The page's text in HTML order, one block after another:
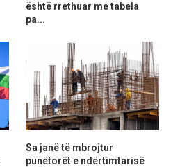
është rrethuar me tabela
pa...
Sa janë të mbrojtur
punëtorët e ndërtimtarisë